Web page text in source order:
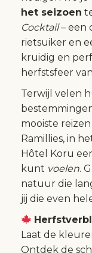
het seizoen
Cocktail– een
rietsuiker en
kruidig en
herfstsfeer
Terwijl velen
mooiste
Ramillies, in
Hôtel Koru
kunt voelen.
natuur die
jij die even
Laat de
Ontdek de